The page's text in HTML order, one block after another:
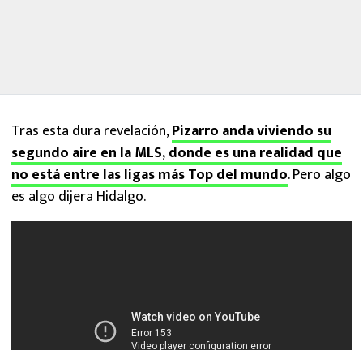
Tras esta dura revelación,Pizarro anda viviendo su
segundo aire en la MLS, donde es una realidad que
no está entre las ligas más Top del mundo. Pero algo
es algo dijera Hidalgo.